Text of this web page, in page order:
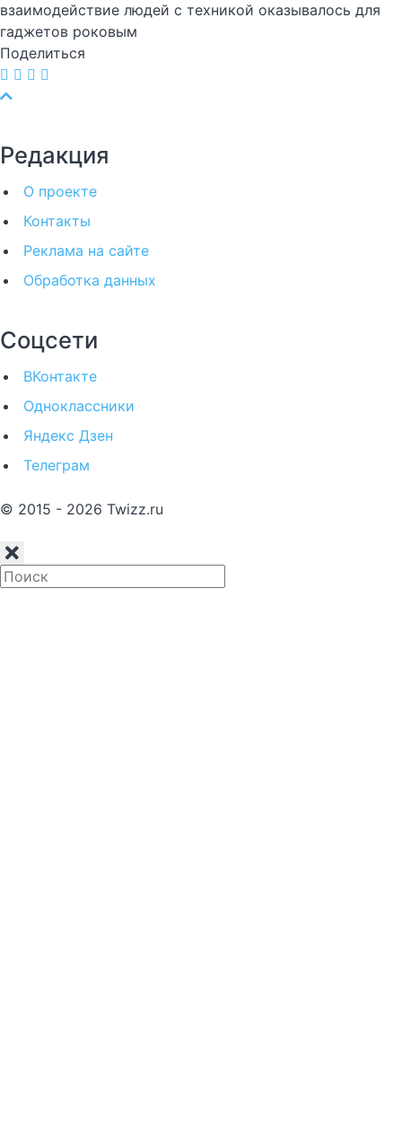
взаимодействие людей с техникой оказывалось для
гаджетов роковым
Поделиться
Редакция
О проекте
Контакты
Реклама на сайте
Обработка данных
Соцсети
ВКонтакте
Одноклассники
Яндекс Дзен
Телеграм
© 2015 - 2026 Twizz.ru